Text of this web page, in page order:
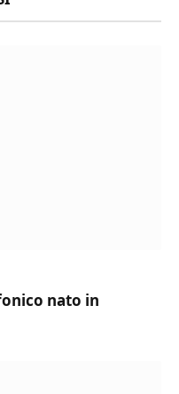
nato in